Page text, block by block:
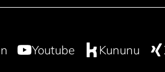
Youtube Kununu